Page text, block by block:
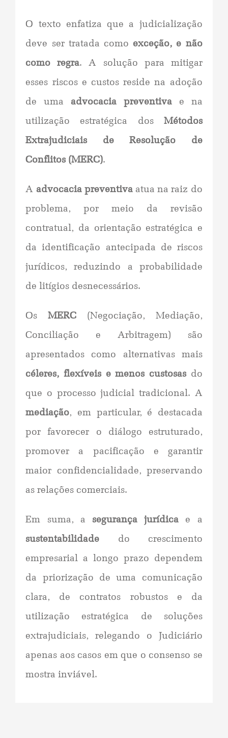
O texto enfatiza que a judicialização
deve ser tratada como exceção, e não
como regra . A solução para mitigar
esses riscos e custos reside na adoção
de uma advocacia preventiva e na
utilização estratégica dos Métodos
Extrajudiciais de Resolução de
Conflitos (MERC)
A advocacia preventiva atua na raiz do
problema, por meio da revisão
contratual, da orientação estratégica e
da identificação antecipada de riscos
jurídicos, reduzindo a probabilidade
de litígios desnecessários.
OsMERC (Negociação, Mediação,
Conciliação e Arbitragem) são
apresentados como alternativas mais
céleres, flexíveis e menos custosas do
que o processo judicial tradicional. A
mediação , em particular, é destacada
por favorecer o diálogo estruturado,
promover a pacificação e garantir
maior confidencialidade, preservando
as relações comerciais.
Em suma, a segurança jurídica e a
sustentabilidade do crescimento
empresarial a longo prazo dependem
da priorização de uma comunicação
clara, de contratos robustos e da
utilização estratégica de soluções
extrajudiciais, relegando o Judiciário
apenas aos casos em que o consenso se
mostra inviável.